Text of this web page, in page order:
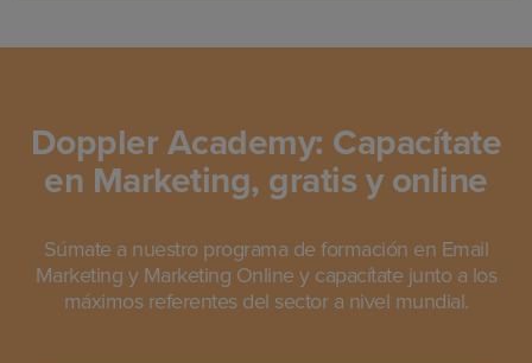
Doppler Academy: Capacítate
en Marketing, gratis y online
Súmate a nuestro programa de formación en Email
Marketing y Marketing Online y capacítate junto a los
máximos referentes del sector a nivel mundial.